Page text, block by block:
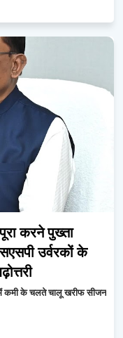
करने पुख्ता
उर्वरकों के
कमी के चलते चालू खरीफ सीजन